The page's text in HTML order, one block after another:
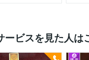
ービスを見た人